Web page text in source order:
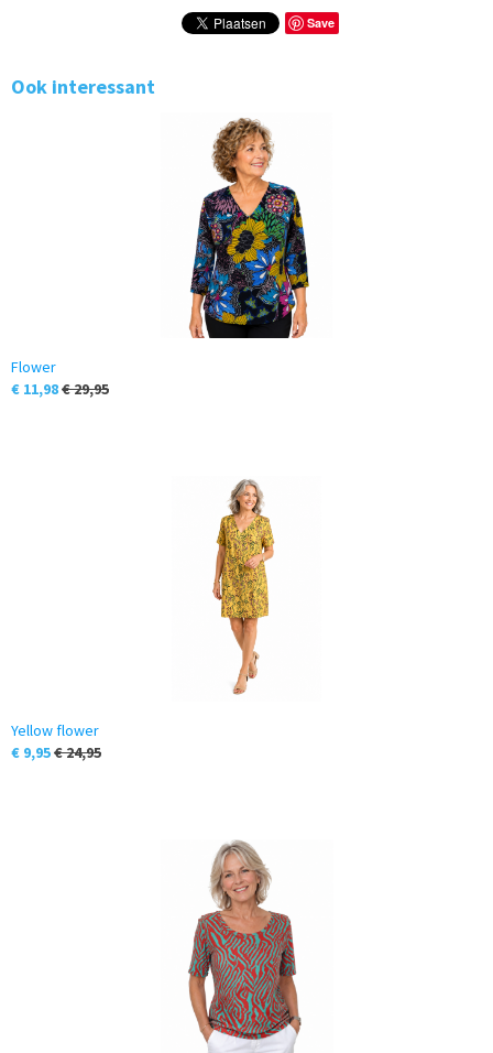
Save
Ook interessant
Flower
€ 11,98€ 29,95
Yellow flower
€ 9,95€ 24,95